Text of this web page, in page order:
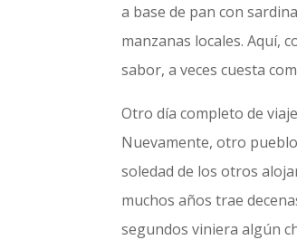
a base de pan con
manzanas locales. Aquí,
sabor, a veces cuesta
Otro día completo de
Nuevamente, otro
soledad de los otros
muchos años trae
segundos viniera algún